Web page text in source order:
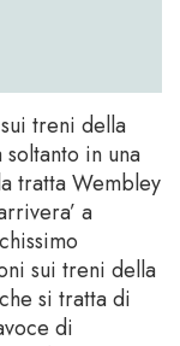
treni della
in una
tratta Wembley
a
sui treni della
si tratta di
di